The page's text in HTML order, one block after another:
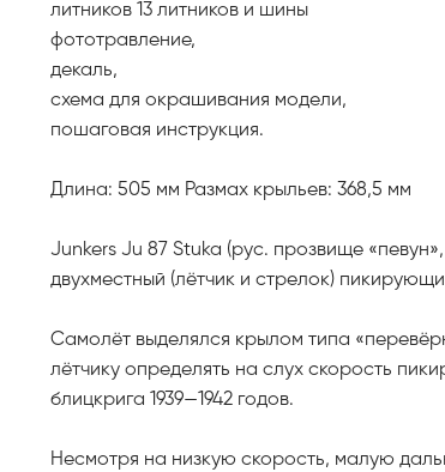
литников 13 литников и шины
фототравление,
декаль,
схема для окрашивания модели,
пошаговая инструкция.
Длина: 505 мм Размах крыльев: 368,5 мм
Junkers Ju 87 Stuka (рус. прозвище
двухместный (лётчик и стрелок)
Самолёт выделялся крылом типа
лётчику определять на слух скорость
блицкрига 1939—1942 годов.
Несмотря на низкую скорость, малую